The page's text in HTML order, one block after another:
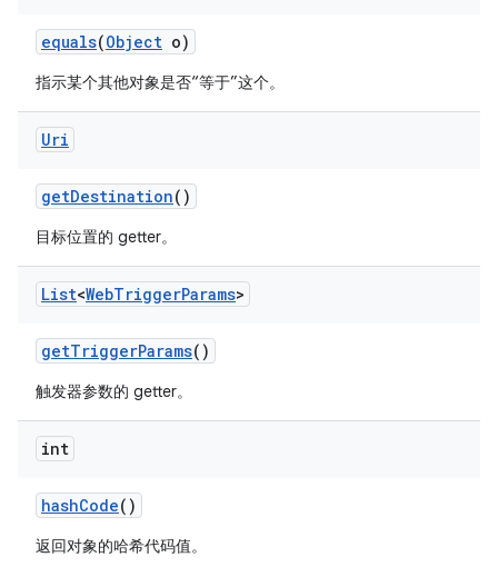
equals(Object o)
指示某个其他对象是否“等于”这个。
Uri
getDestination()
目标位置的 getter。
List<WebTriggerParams>
getTriggerParams()
触发器参数的 getter。
int
hashCode()
返回对象的哈希代码值。